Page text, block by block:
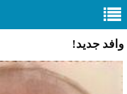
وافد جديد!